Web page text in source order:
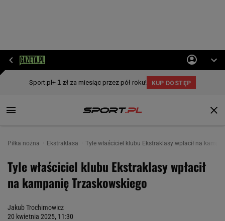
Piłka nożna Ekstraklasa Tyle właściciel klubu Ekstraklasy wpłacił na
Tyle właściciel klubu Ekstraklasy wpłacił
na kampanię Trzaskowskiego
Jakub Trochimowicz
20 kwietnia 2025, 11:30